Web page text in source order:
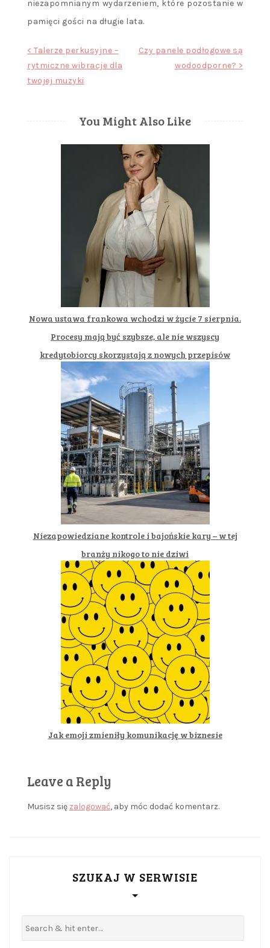
niezapomnianym wydarzeniem, które pozostanie w
pamięci gości na długie lata.
Nawigacja
wpisu
< Talerze perkusyjne –
rytmiczne wibracje dla
twojej muzyki
Czy panele podłogowe są
wodoodporne? >
You Might Also Like
Nowa ustawa frankowa wchodzi w życie 7 sierpnia.
Procesy mają być szybsze, ale nie wszyscy
kredytobiorcy skorzystają z nowych przepisów
Niezapowiedziane kontrole i bajońskie kary – w tej
branży nikogo to nie dziwi
Jak emoji zmieniły komunikację w biznesie
Leave a Reply
Musisz się zalogować, aby móc dodać komentarz.
SZUKAJ W SERWISIE